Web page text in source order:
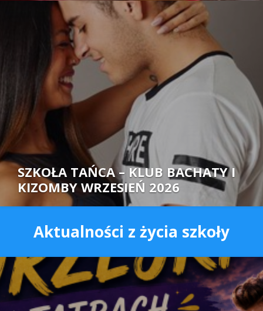
SZKOŁA TAŃCA – KLUB BACHATY I
KIZOMBY WRZESIEŃ 2026
Aktualności z życia szkoły